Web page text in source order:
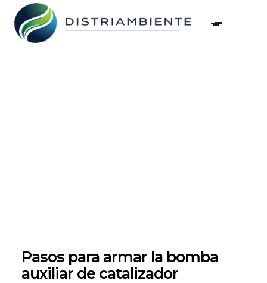
Pasos para armar la bomba
auxiliar de catalizador